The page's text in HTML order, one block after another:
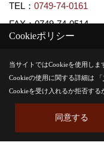
TEL： 0749-74-0161
FAX：0749-74-0514
＜営業時間＞8:00 ～
＜定休日＞水曜日・祝
Copyright (c)
ゴデスクリエ
Cookieポリシー
当サイトではCookieを使用しま
Cookieの使用に関する詳細は 「
Cookieを受け入れるか拒否する
同意する